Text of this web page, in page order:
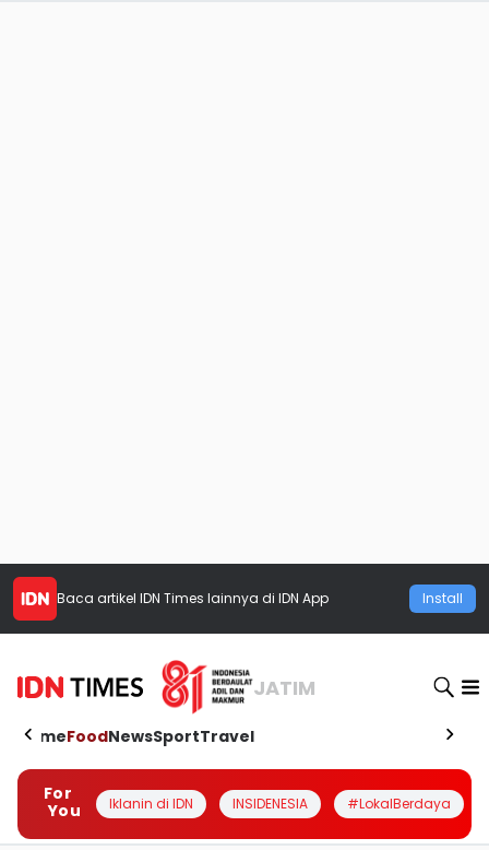
Baca artikel IDN Times lainnya di IDN App Install
JATIM
HomeFoodNewsSportTravel
For
You
Iklanin di IDN INSIDENESIA #LokalBerdaya